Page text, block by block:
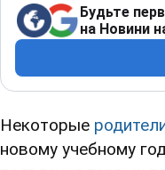
Будьте
на Новини
Некоторые
новому учебному